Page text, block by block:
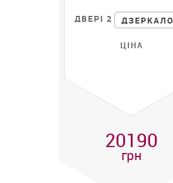
ДВЕРІ 2 ДЗЕРКАЛО
ЦІНА
20190
грн